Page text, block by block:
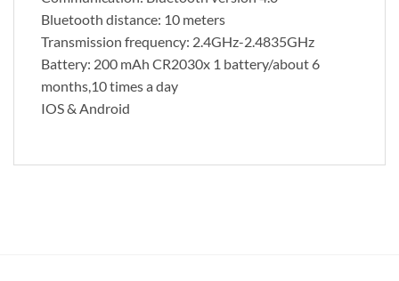
Bluetooth distance: 10 meters
Transmission frequency: 2.4GHz-2.4835GHz
Battery: 200 mAh CR2030x 1 battery/about 6
months,10 times a day
IOS & Android